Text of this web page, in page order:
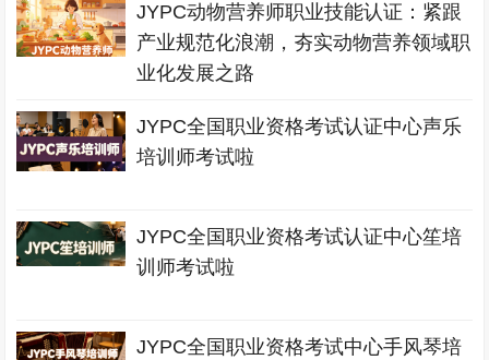
JYPC动物营养师职业技能认证：紧跟
产业规范化浪潮，夯实动物营养领域职
业化发展之路
JYPC全国职业资格考试认证中心声乐
培训师考试啦
JYPC全国职业资格考试认证中心笙培
训师考试啦
JYPC全国职业资格考试中心手风琴培